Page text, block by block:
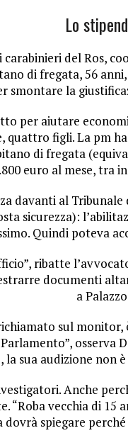
Lo
del Ros,
di fregata, 56
smontare la
per aiutare
quattro figli. La pm
di fregata
euro al mese, tra
davanti al
sicurezza):
Quindi poteva
ribatte
documenti
a
sul
sua audizione non
Anche
“Roba vecchia di 15
dovrà spiegare